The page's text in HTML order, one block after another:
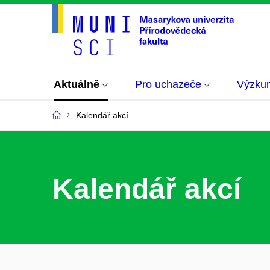
Aktuálně Pro uchazeče
Kalendář akcí
Kalendář akcí